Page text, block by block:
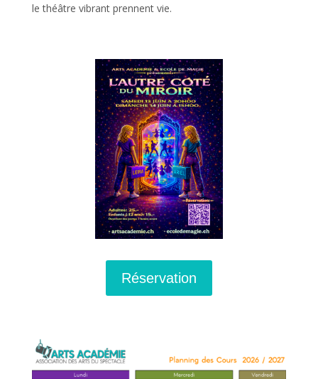
le théâtre vibrant prennent vie.
Réservation